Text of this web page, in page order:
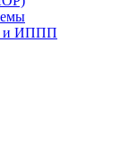
и ИППП